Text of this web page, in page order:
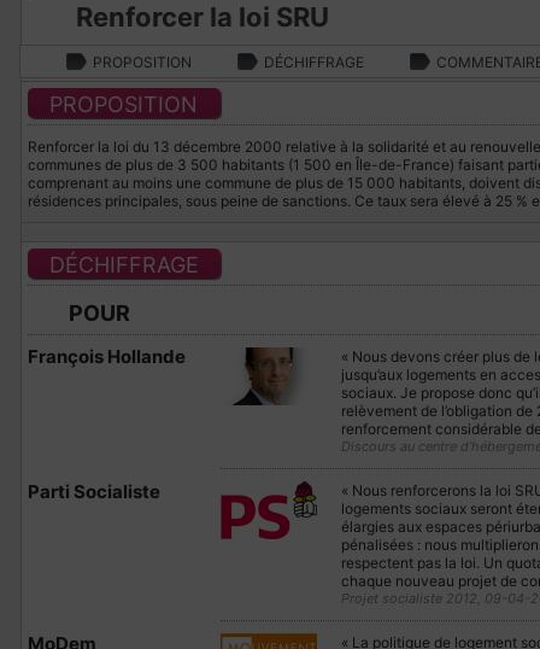
Renforcer la loi SRU
PROPOSITION DÉCHIFFRAGE
PROPOSITION
Renforcer la loi du 13 décembre 2000 relative à la solidarité et au
communes de plus de 3 500 habitants (1 500 en Île-de-France) faisant
comprenant au moins une commune de plus de 15 000 habitants, doivent
résidences principales, sous peine de sanctions. Ce taux sera élevé à 25 %
DÉCHIFFRAGE
POUR
François Hollande
« Nous devons créer plus de
jusqu’aux logements en
sociaux. Je propose donc
relèvement de l’obligation
renforcement considérable
Discours au centre
Parti Socialiste
« Nous renforcerons la loi
logements sociaux seront
élargies aux espaces
pénalisées : nous
respectent pas la loi. Un
chaque nouveau projet de
Projet socialiste 2012, 09-04-
MoDem
« La politique de logement